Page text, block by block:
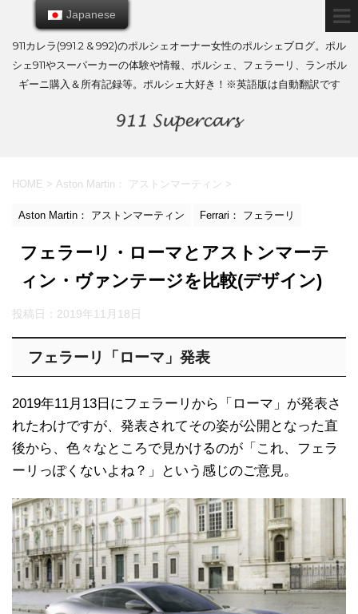
911カレラ(991.2 & 992)のポルシェオーナー女性のポルシェブログ。ポル
シェ911やスーパーカーの体験や情報、ポルシェ、フェラーリ、ランボル
ギーニ購入＆所有記録等。ポルシェ大好き！※英語版は自動翻訳です
HOME > Aston Martin： アストンマーティン >
Aston Martin： アストンマーティン Ferrari： フェラーリ
フェラーリ・ローマとアストンマーテ
ィン・ヴァンテージを比較(デザイン)
投稿日： 2019年11月18日
フェラーリ「ローマ」発表
2019年11月13日にフェラーリから「ローマ」が発表さ
れたわけですが、発表されてその姿が公開となった直
後から、色々なところで見かけるのが「これ、フェラ
ーリっぽくないよね？」という感じのご意見。
Japanese
Japanese